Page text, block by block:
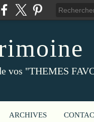
vos "THEMES
ARCHIVES